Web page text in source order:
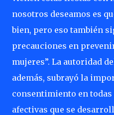
nosotros deseamos es
bien, pero eso también
precauciones en
mujeres”. La autoridad
además, subrayó la
consentimiento en
afectivas que se